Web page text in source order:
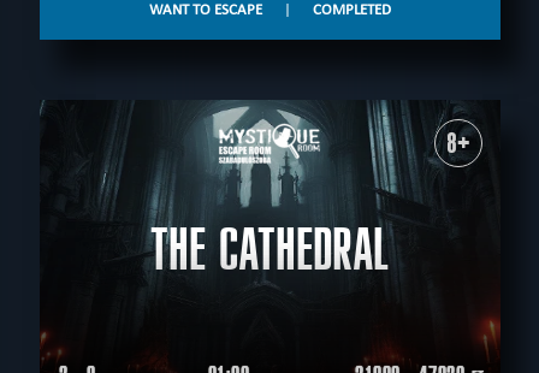
WANT TO ESCAPE | COMPLETED
8+
THE CATHEDRAL